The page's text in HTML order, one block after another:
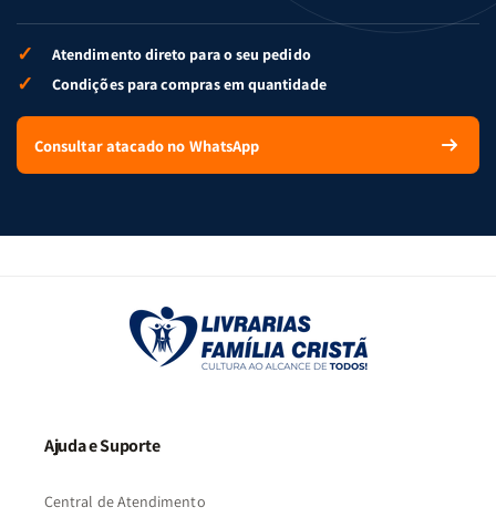
✓ Atendimento direto para o seu pedido
✓ Condições para compras em quantidade
Consultar atacado no WhatsApp
Ajuda e Suporte
Central de Atendimento